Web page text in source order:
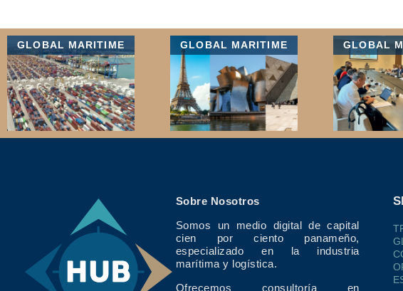
GLOBAL MARITIME GLOBAL MARITIME GLOBAL
Sobre Nosotros
Somos un medio digital de capital
cien por ciento panameño,
especializado en la industria
marítima y logística.
Ofrecemos consultoría en